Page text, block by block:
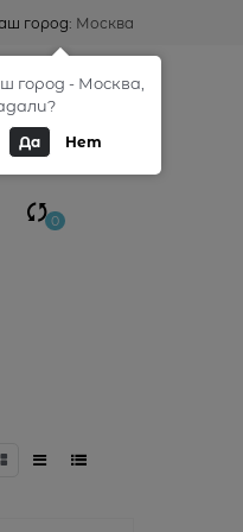
город: Москва
0
0
город - Москва,
Да Нет